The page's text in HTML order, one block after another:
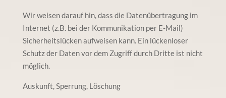
Wir weisen darauf hin, dass die Datenübertragung im
Internet (z.B. bei der Kommunikation per E-Mail)
Sicherheitslücken aufweisen kann. Ein lückenloser
Schutz der Daten vor dem Zugriff durch Dritte ist nicht
möglich.
Auskunft, Sperrung, Löschung